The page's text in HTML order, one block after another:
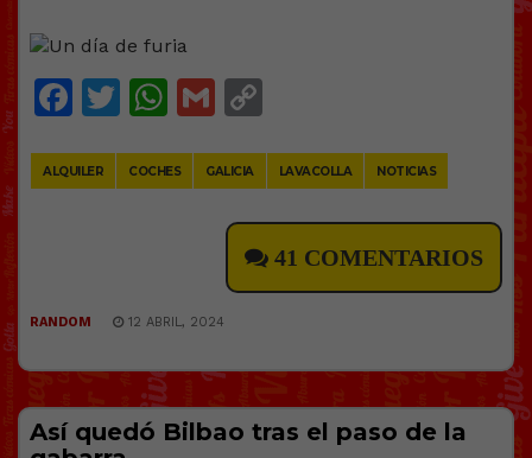
Facebook
Twitter
WhatsApp
Gmail
ALQUILER COCHES GALICIA LAVACOLLA NOTICIAS
41 COMENTARIOS
RANDOM 12 ABRIL, 2024
Así quedó Bilbao tras el paso de la